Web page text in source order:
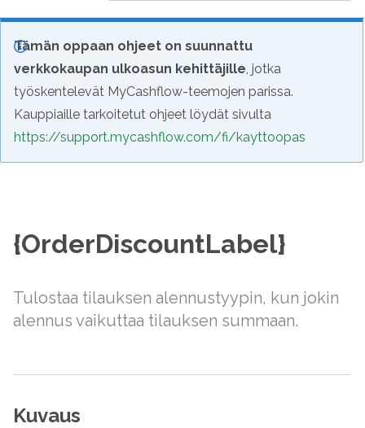
Tämän oppaan ohjeet on suunnattu
verkkokaupan ulkoasun kehittäjille, jotka
työskentelevät MyCashflow-teemojen parissa.
Kauppiaille tarkoitetut ohjeet löydät sivulta
https://support.mycashflow.com/fi/kayttoopas
{OrderDiscountLabel}
Tulostaa tilauksen alennustyypin, kun jokin
alennus vaikuttaa tilauksen summaan.
Kuvaus